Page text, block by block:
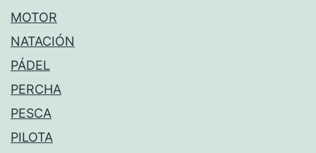
MOTOR
NATACIÓN
PÁDEL
PERCHA
PESCA
PILOTA